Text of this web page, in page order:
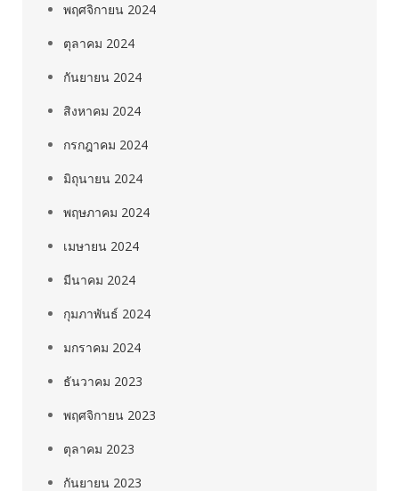
พฤศจิกายน 2024
ตุลาคม 2024
กันยายน 2024
สิงหาคม 2024
กรกฎาคม 2024
มิถุนายน 2024
พฤษภาคม 2024
เมษายน 2024
มีนาคม 2024
กุมภาพันธ์ 2024
มกราคม 2024
ธันวาคม 2023
พฤศจิกายน 2023
ตุลาคม 2023
กันยายน 2023